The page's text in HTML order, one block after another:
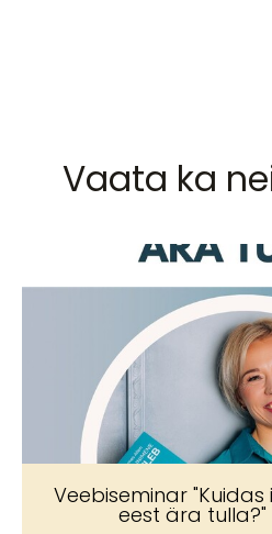
Vaata ka
Veebiseminar
eest ära tulla?"